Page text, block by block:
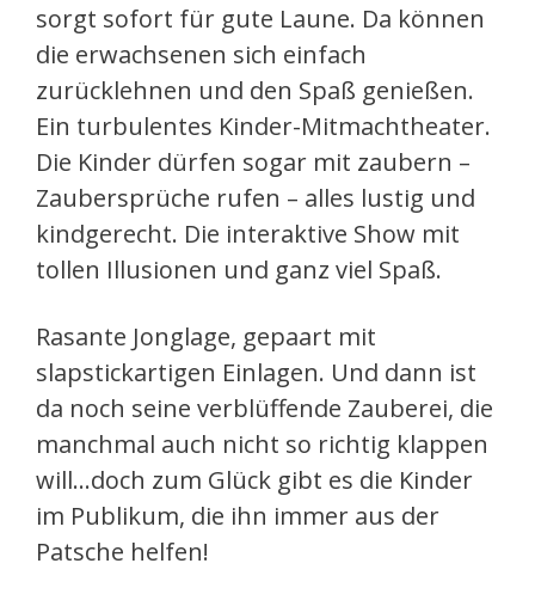
sorgt sofort für gute Laune. Da können
die erwachsenen sich einfach
zurücklehnen und den Spaß genießen.
Ein turbulentes Kinder-Mitmachtheater.
Die Kinder dürfen sogar mit zaubern –
Zaubersprüche rufen – alles lustig und
kindgerecht. Die interaktive Show mit
tollen Illusionen und ganz viel Spaß.
Rasante Jonglage, gepaart mit
slapstickartigen Einlagen. Und dann ist
da noch seine verblüffende Zauberei, die
manchmal auch nicht so richtig klappen
will…doch zum Glück gibt es die Kinder
im Publikum, die ihn immer aus der
Patsche helfen!